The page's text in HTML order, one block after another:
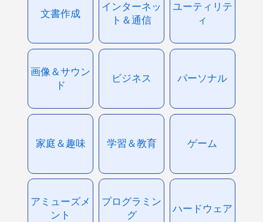
文書作成
インターネッ
ト＆通信
ユーティリテ
ィ
画像＆サウン
ド
ビジネス パーソナル
家庭＆趣味 学習＆教育 ゲーム
アミューズメ
ント
プログラミン
グ
ハードウェア